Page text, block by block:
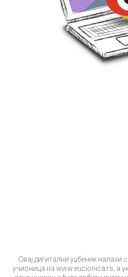
Овај дигитални уџбеник налази
учионица на www.eucionica.rs, а